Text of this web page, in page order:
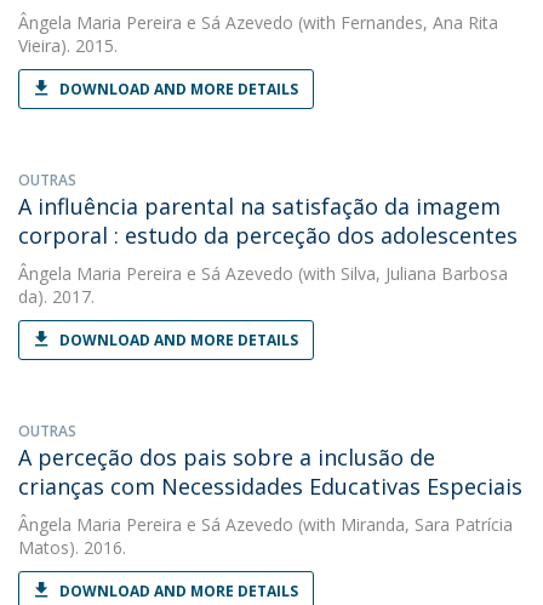
Ângela Maria Pereira e Sá Azevedo (with Fernandes, Ana Rita
Vieira). 2015.
DOWNLOAD AND MORE DETAILS
OUTRAS
A influência parental na satisfação da imagem
corporal : estudo da perceção dos adolescentes
Ângela Maria Pereira e Sá Azevedo (with Silva, Juliana Barbosa
da). 2017.
DOWNLOAD AND MORE DETAILS
OUTRAS
A perceção dos pais sobre a inclusão de
crianças com Necessidades Educativas Especiais
Ângela Maria Pereira e Sá Azevedo (with Miranda, Sara Patrícia
Matos). 2016.
DOWNLOAD AND MORE DETAILS